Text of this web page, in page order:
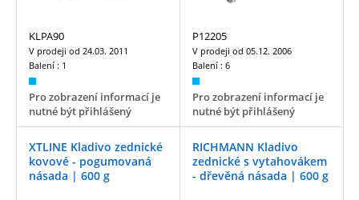
KLPA90
V prodeji od 24.03. 2011
Balení : 1
Pro zobrazení informací je
nutné být přihlášený
P12205
V prodeji od 05.12. 2006
Balení : 6
Pro zobrazení informací je
nutné být přihlášený
XTLINE Kladivo zednické
kovové - pogumovaná
násada | 600 g
RICHMANN Kladivo
zednické s vytahovákem
- dřevěná násada | 600 g